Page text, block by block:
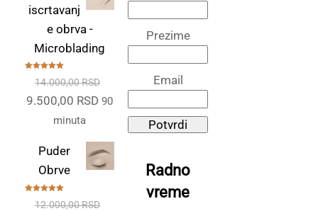
iscrtavanj
e obrva -
Microblading
sa5.00od
14.000,00RSD
Originalna
bila:
14.000,00 RSD.
9.500,00 RSD Trenutna
je:
9.500,00 RSD.
90
minuta
Puder
Obrve
sa5.00od
12.000,00RSD
Prezime
Email
Potvrdi
Radno
vreme